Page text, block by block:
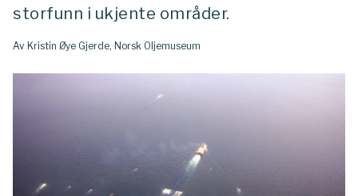
storfunn i ukjente områder.
Av Kristin Øye Gjerde, Norsk Oljemuseum